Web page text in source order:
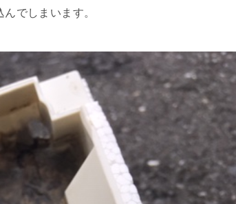
でしまいます。